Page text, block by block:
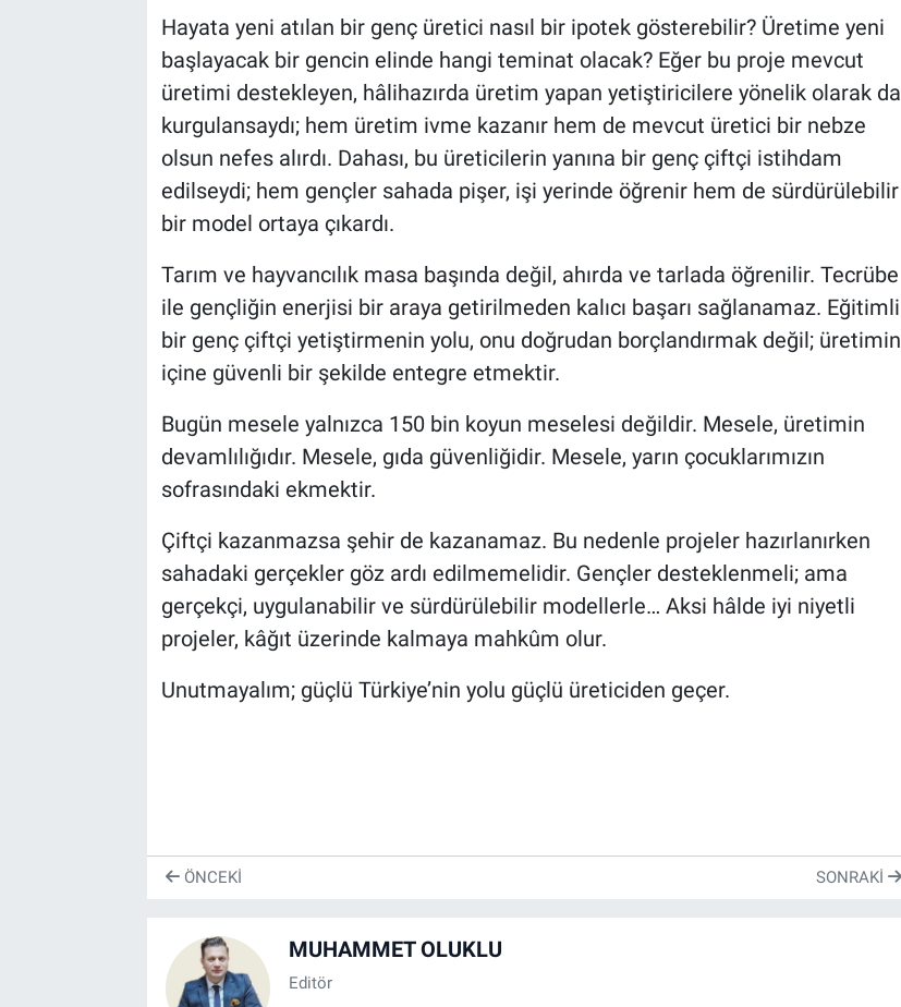
Hayata yeni atılan bir genç üretici nasıl bir ipotek gösterebilir? Üretime yeni
başlayacak bir gencin elinde hangi teminat olacak? Eğer bu proje mevcut
üretimi destekleyen, hâlihazırda üretim yapan yetiştiricilere yönelik olarak da
kurgulansaydı; hem üretim ivme kazanır hem de mevcut üretici bir nebze
olsun nefes alırdı. Dahası, bu üreticilerin yanına bir genç çiftçi istihdam
edilseydi; hem gençler sahada pişer, işi yerinde öğrenir hem de sürdürülebilir
bir model ortaya çıkardı.
Tarım ve hayvancılık masa başında değil, ahırda ve tarlada öğrenilir. Tecrübe
ile gençliğin enerjisi bir araya getirilmeden kalıcı başarı sağlanamaz. Eğitimli
bir genç çiftçi yetiştirmenin yolu, onu doğrudan borçlandırmak değil; üretimin
içine güvenli bir şekilde entegre etmektir.
Bugün mesele yalnızca 150 bin koyun meselesi değildir. Mesele, üretimin
devamlılığıdır. Mesele, gıda güvenliğidir. Mesele, yarın çocuklarımızın
sofrasındaki ekmektir.
Çiftçi kazanmazsa şehir de kazanamaz. Bu nedenle projeler hazırlanırken
sahadaki gerçekler göz ardı edilmemelidir. Gençler desteklenmeli; ama
gerçekçi, uygulanabilir ve sürdürülebilir modellerle… Aksi hâlde iyi niyetli
projeler, kâğıt üzerinde kalmaya mahkûm olur.
Unutmayalım; güçlü Türkiye’nin yolu güçlü üreticiden geçer.
ÖNCEKI SONRAKI
MUHAMMET OLUKLU
Editör